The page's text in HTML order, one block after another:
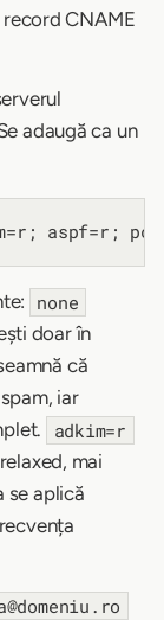
CNAME
adaugă ca un
none
doar în
că
iar
adkim=r
mai
se aplică